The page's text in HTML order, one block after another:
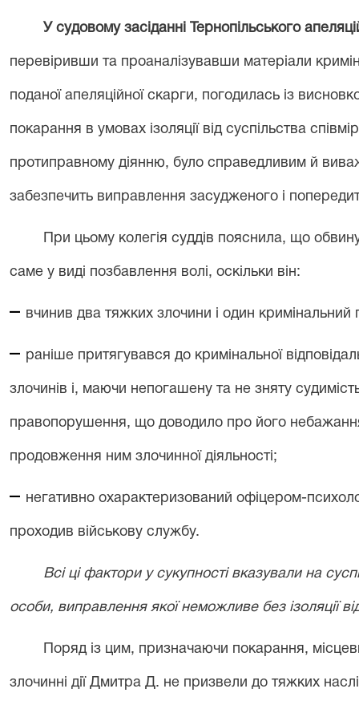
У судовому засіданні Тернопільського
перевіривши та проаналізувавши матеріали
поданої апеляційної скарги, погодилась із
покарання в умовах ізоляції від суспільства
протиправному діянню, було справедливим й
забезпечить виправлення засудженого і
При цьому колегія суддів пояснила, що
саме у виді позбавлення волі, оскільки він:
– вчинив два тяжких злочини і один кримінальний
– раніше притягувався до кримінальної
злочинів і, маючи непогашену та не зняту
правопорушення, що доводило про його
продовження ним злочинної діяльності;
– негативно охарактеризований офіцером-
проходив військову службу.
Всі ці фактори у сукупності вказували на
особи, виправлення якої неможливе без ізоляції
Поряд із цим, призначаючи покарання,
злочинні дії Дмитра Д. не призвели до тяжких